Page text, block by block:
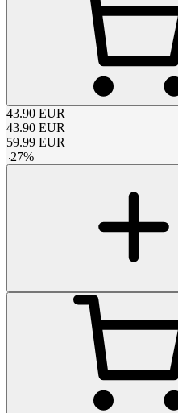
43.90 EUR
43.90 EUR
59.99 EUR
-27%